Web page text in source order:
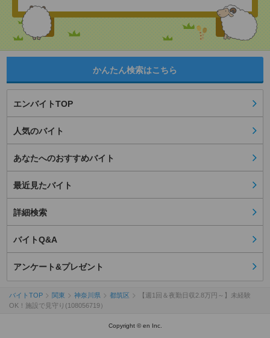
かんたん検索はこちら
エンバイトTOP
人気のバイト
あなたへのおすすめバイト
最近見たバイト
詳細検索
バイトQ&A
アンケート&プレゼント
バイトTOP 関東 神奈川県 都筑区
【週1回＆夜勤日収2.8万円～】未経験
OK！施設で見守り(108056719）
Copyright © en Inc.